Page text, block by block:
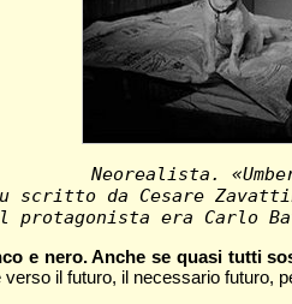
Neorealista.
scritto da Cesare
protagonista era Carlo
e nero. Anche se quasi tutti
il futuro, il necessario futuro,